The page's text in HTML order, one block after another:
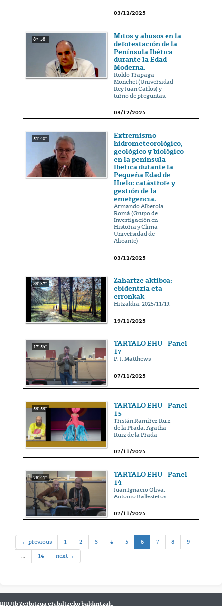
03/12/2025
87' 58''
Mitos y abusos en la
deforestación de la
Península Ibérica
durante la Edad
Moderna.
Koldo Trapaga
Monchet (Universidad
Rey Juan Carlos) y
turno de preguntas.
03/12/2025
51' 40''
Extremismo
hidrometeorológico,
geológico y biológico
en la península
Ibérica durante la
Pequeña Edad de
Hielo: catástrofe y
gestión de la
emergencia.
Armando Alberola
Romá (Grupo de
Investigación en
Historia y Clima
Universidad de
Alicante)
03/12/2025
83' 37''
Zahartze aktiboa:
ebidentzia eta
erronkak
Hitzaldia. 2025/11/19.
19/11/2025
17' 54''
TARTALO EHU - Panel
17
P. J. Matthews
07/11/2025
53' 53''
TARTALO EHU - Panel
15
Tristán Ramírez Ruiz
de la Prada, Agatha
Ruiz de la Prada
07/11/2025
28' 41''
TARTALO EHU - Panel
14
Juan Ignacio Oliva,
Antonio Ballesteros
07/11/2025
← previous 1 2 3 4 5 6(current)
7 8 9
… 14 next →
EHUtb Zerbitzua erabiltzeko baldintzak: